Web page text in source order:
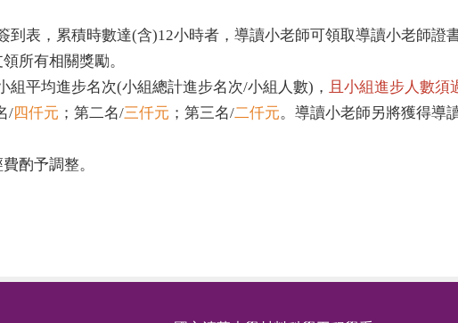
到表，累積時數達(含)12小時者，導讀小老師可領取導讀小老師證
所有相關獎勵。
組平均進步名次(小組總計進步名次/小組人數)， 且小組進步人數須
/四仟元 ；第二名/三仟元 ；第三名/二仟元。導讀小老師另將獲得導
酌予調整。